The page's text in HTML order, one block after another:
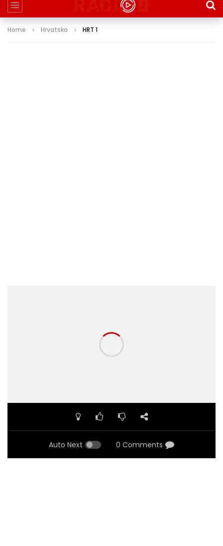
Home Hrvatska HRT 1
Auto Next 0 Comments